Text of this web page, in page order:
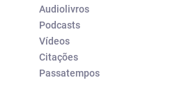
Audiolivros
Podcasts
Vídeos
Citações
Passatempos